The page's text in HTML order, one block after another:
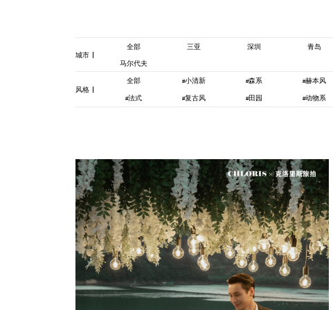
城市
全部 三亚 深圳 青岛
马尔代夫
风格
全部 #小清新 #森系 #赫本风
#法式 #复古风 #田园 #动物系